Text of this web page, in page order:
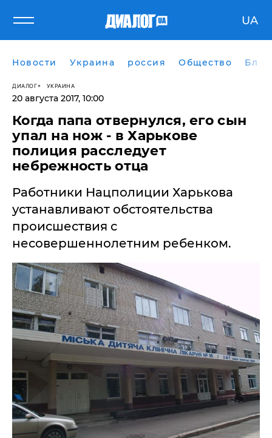
UA
Новости Украина россия Общество
ДИАЛОГ УКРАИНА
20 августа 2017, 10:00
Когда папа отвернулся, его сын
упал на нож - в Харькове
полиция расследует
небрежность отца
Работники Нацполиции Харькова
устанавливают обстоятельства
происшествия с
несовершеннолетним ребенком.